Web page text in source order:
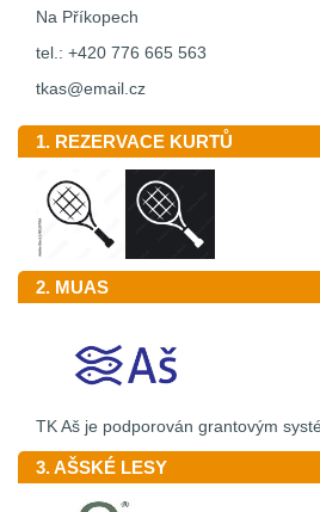
Na Příkopech
tel.: +420 776 665 563
tkas@email.cz
1. REZERVACE KURTŮ
2. MUAS
TK Aš je podporován grantovým
3. AŠSKÉ LESY